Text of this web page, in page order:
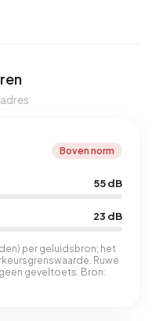
Boven norm
55 dB
23 dB
per geluidsbron; het
Ruwe
geveltoets. Bron: